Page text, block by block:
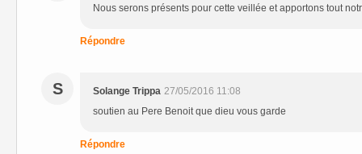
Nous serons présents pour cette veillée et apportons tout
Répondre
S Solange Trippa 27/05/2016 11:08
soutien au Pere Benoit que dieu vous garde
Répondre